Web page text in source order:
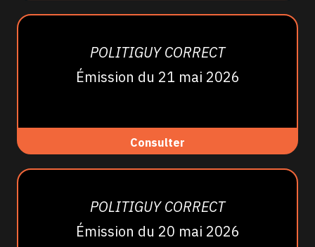
POLITIGUY CORRECT
Émission du 21 mai 2026
Consulter
POLITIGUY CORRECT
Émission du 20 mai 2026